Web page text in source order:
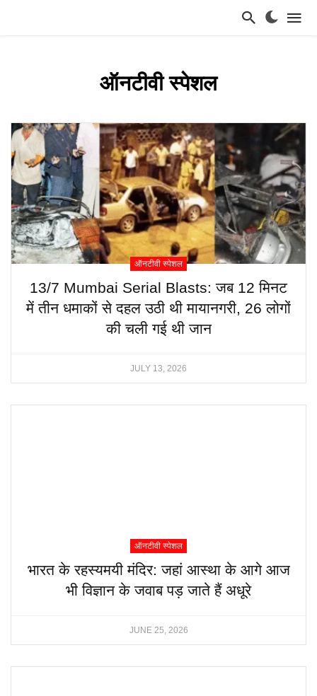
ऑनटीवी स्पेशल
ऑनटीवी स्पेशल
13/7 Mumbai Serial Blasts: जब 12 मिनट
में तीन धमाकों से दहल उठी थी मायानगरी, 26 लोगों
की चली गई थी जान
JULY 13, 2026
ऑनटीवी स्पेशल
भारत के रहस्यमयी मंदिर: जहां आस्था के आगे आज
भी विज्ञान के जवाब पड़ जाते हैं अधूरे
JUNE 25, 2026